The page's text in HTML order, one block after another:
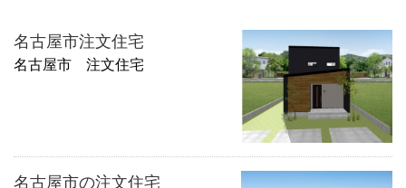
名古屋市注文住宅
名古屋市 注文住宅
名古屋市の注文住宅